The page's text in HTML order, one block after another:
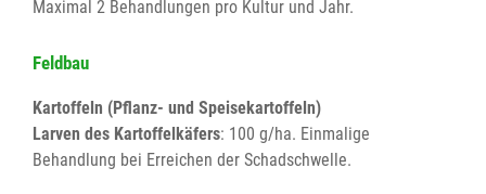
Maximal 2 Behandlungen pro Kultur und Jahr.
Feldbau
Kartoffeln (Pflanz- und Speisekartoffeln)
Larven des Kartoffelkäfers: 100 g/ha. Einmalige
Behandlung bei Erreichen der Schadschwelle.